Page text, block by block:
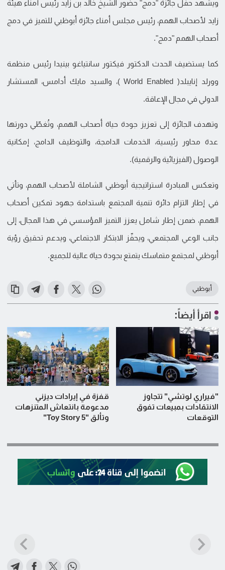
ويشهد حفل جائزة "دمج" حضور الشيخ خالد بن زايد رئيس أمناء هيئة
زايد لأصحاب الهمم، رئيس مجلس أمناء جائزة أبوظبي للتميز في دمج
أصحاب الهمم "دمج".
كما يستضيف الحدث الدکتور فیکتور سانتیاغو بینیدا رئیس منظمة
وورلد إنایبلد( World Enabled )، والسید مایك أدامس، المستشار
الدولي في مجال الإعاقة.
وتهدف الجائزة إلى تعزيز جودة حياة أصحاب الهمم، وتُغطّي دورتها
عدة محاور رئيسية، الخدمات الدامجة، والتوظيف الدامج، إمكانية
الوصول (الفيزيائية والرقمية).
وتعكس المبادرة استراتيجية أبوظبي الشاملة لأصحاب الهمم، وتأتي
في إطار التزام دائرة تنمية المجتمع باستدامة جهود تمكين أصحاب
الهمم، ضمن إطار شامل يعزز التميز المؤسسي في هذا المجال، إلى
جانب الوعي المجتمعي، ويحفّز الابتكار الاجتماعي، ويدعم تحقيق رؤية
أبوظبي لمجتمع متماسك يتمتع بجودة حياة عالية للجميع.
أبوظبي
اقرأ أيضاً:
"فيراري لوتشي" تتجاوز
الانتقادات بمبيعات تفوق
التوقعات
قفزة في إيرادات ديزني
مدعومة بانتعاش المتنزهات
وتألق "Toy Story 5"